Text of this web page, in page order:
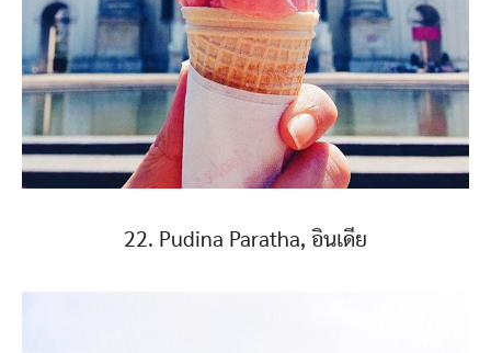
22. Pudina Paratha, อินเดีย